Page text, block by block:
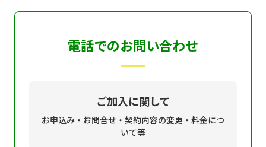
電話でのお問い合わせ
ご加入に関して
お申込み・お問合せ・契約内容の変更・料金につ
いて等